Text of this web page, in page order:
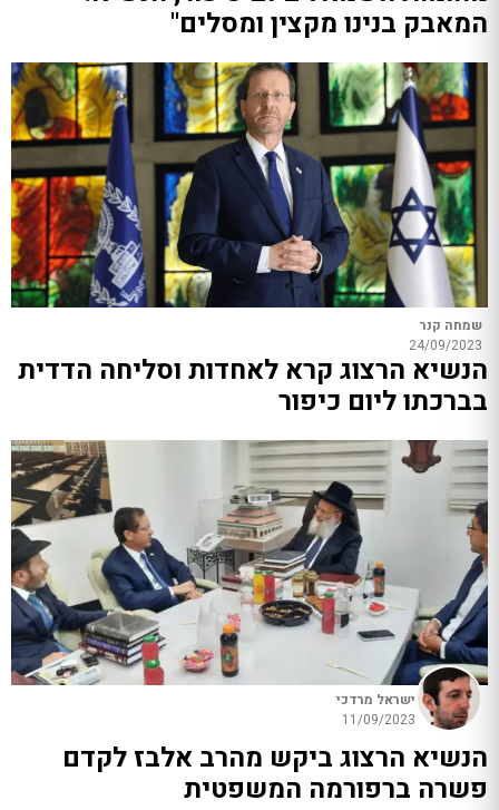
המאבק בנינו מקצין ומסלים"
שמחה קנר
24/09/2023
הנשיא הרצוג קרא לאחדות וסליחה הדדית
בברכתו ליום כיפור
ישראל מרדכי
11/09/2023
הנשיא הרצוג ביקש מהרב אלבז לקדם
פשרה ברפורמה המשפטית